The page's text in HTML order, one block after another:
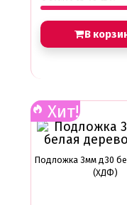
В
Хит!
Подложка 3мм д30
(ХДФ)